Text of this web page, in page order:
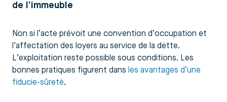
de l’immeuble
Non si l’acte prévoit une convention d’occupation et
l’affectation des loyers au service de la dette.
L’exploitation reste possible sous conditions. Les
bonnes pratiques figurent dans les avantages d’une
fiducie-sûreté.